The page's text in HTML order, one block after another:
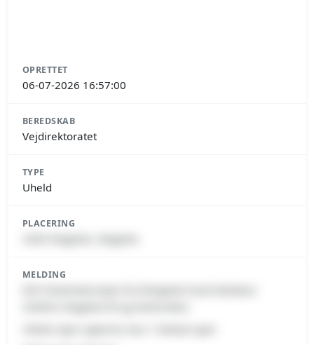
OPRETTET
06-07-2026 16:57:00
BEREDSKAB
Vejdirektoratet
TYPE
Uheld
PLACERING
MELDING